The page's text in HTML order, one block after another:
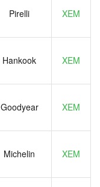
Pirelli XEM
Hankook XEM
Goodyear XEM
Michelin XEM